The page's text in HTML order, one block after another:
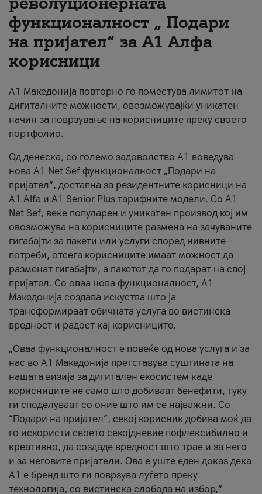
За нас
#ПодобарОнлајн
функционалност „ Подари
на пријател“ за А1 Алфа
корисници
А1 Македонија повторно го поместува лимитот на
дигиталните можности, овозможувајќи уникатен
начин за поврзување на корисниците преку своето
портфолио.
Од денеска, со големо задоволство А1 воведува
нова A1 Net Sef функционалност „Подари на
пријател“, достапна за резидентните корисници на
А1 Alfa и A1 Senior Plus тарифните модели. Со A1
Net Sef, веќе популарен и уникатен производ кој им
овозможува на корисниците размена на зачуваните
гигабајти за пакети или услуги според нивните
потреби, отсега корисниците имаат можност да
разменат гигабајти, а пакетот да го подарат на свој
пријател. Со оваа нова функционалност, А1
Македонија создава искуства што ја
трансформираат обичната услуга во вистинска
вредност и радост кај корисниците.
„Оваа функционалност е повеќе од нова услуга и за
нас во А1 Македонија претставува суштината на
нашата визија за дигитален екосистем каде
корисниците не само што добиваат бенефити, туку
ги споделуваат со оние што им се најважни. Со
“Подари на пријател”, секој корисник добива моќ да
го искористи своето секојдневие пофлексибилно и
креативно, да создаде вредност што трае и за него
и за неговите пријатели. Ова е уште еден доказ дека
А1 е бренд што ги поврзува луѓето преку
технологија, со вистинска слобода на избор,“